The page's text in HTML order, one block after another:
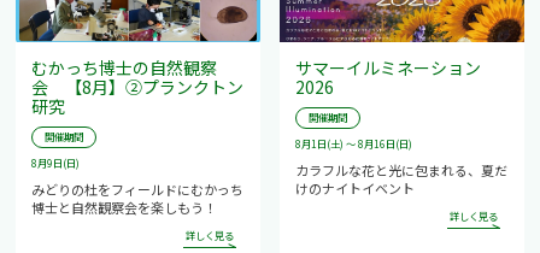
むかっち博士の自然観察
会 【8月】②プランクトン
研究
開催期間
8月9日(日)
みどりの杜をフィールドにむかっち
博士と自然観察会を楽しもう！
サマーイルミネーション
2026
開催期間
8月1日(土) ～ 8月16日(日)
カラフルな花と光に包まれる、夏だ
けのナイトイベント